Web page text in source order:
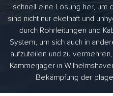
schnell eine Lösung her, um
sind nicht nur ekelhaft und
durch Rohrleitungen und
System, um sich auch in
aufzuteilen und zu
Kammerjäger in
Bekämpfung der